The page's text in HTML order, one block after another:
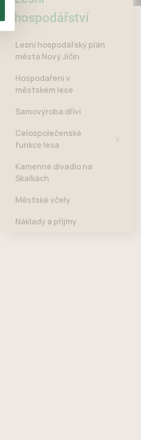
hospodářství
Lesní hospodářský plán
města Nový Jičín
Hospodaření v
městském lese
Samovýroba dříví
Celospolečenské
funkce lesa
Kamenné divadlo na
Skalkách
Městské včely
Náklady a příjmy